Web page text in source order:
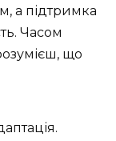
а підтримка
Часом
що